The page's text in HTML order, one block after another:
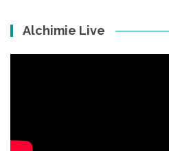
Alchimie Live